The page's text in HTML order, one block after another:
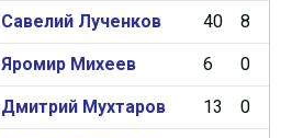
Савелий Лученков 40 8
Яромир Михеев 6 0
Дмитрий Мухтаров 13 0